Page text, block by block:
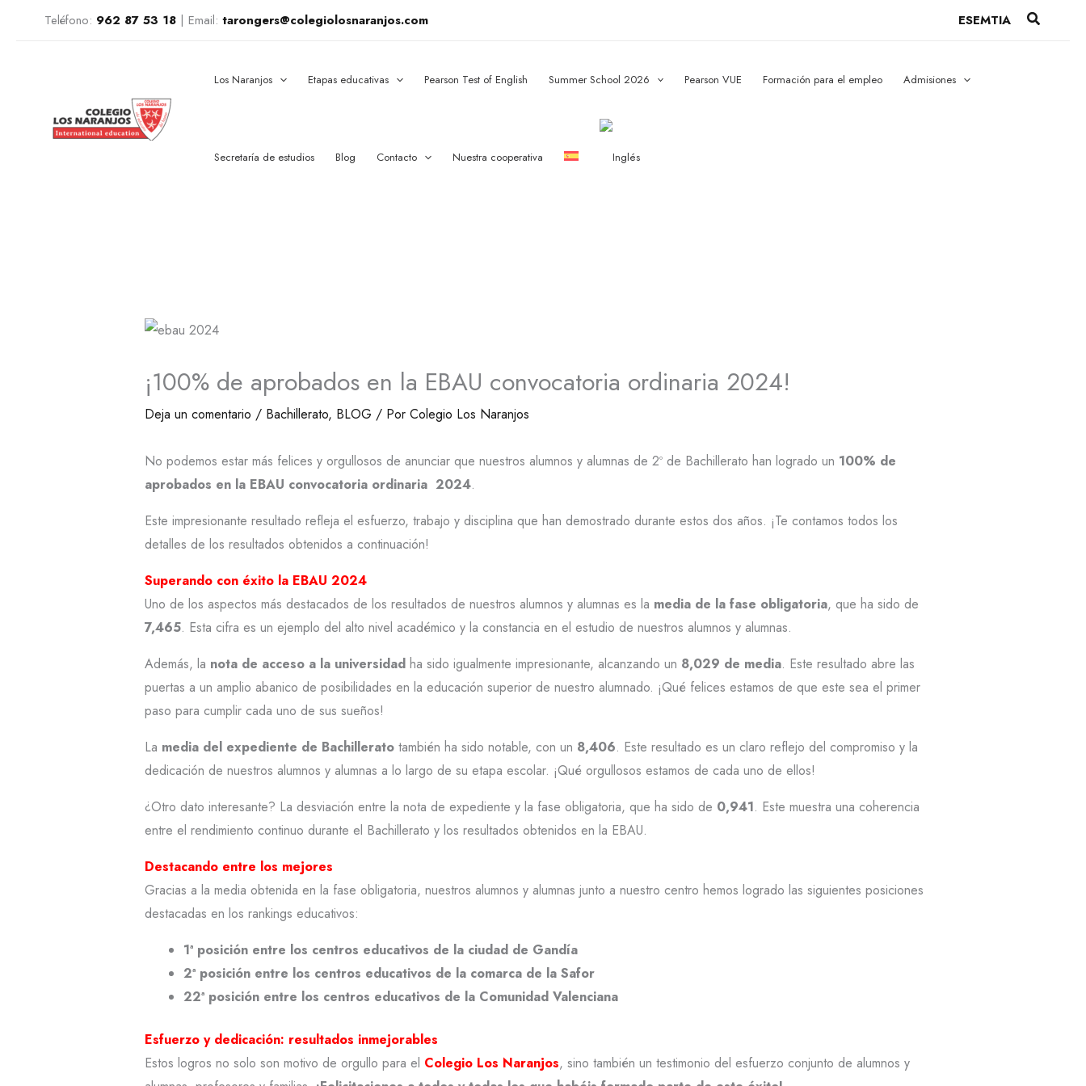
Teléfono: 962 87 53 18 | Email: tarongers@colegiolosnaranjos.com ESEMTIA Buscar
Los Naranjos Etapas educativas Pearson Test of English Summer School 2026 Pearson VUE Formación para el empleo Admisiones
Secretaría de estudios Blog Contacto Nuestra cooperativa
¡100% de aprobados en la EBAU convocatoria ordinaria 2024!
Deja un comentario / Bachillerato, BLOG / Por Colegio Los Naranjos
No podemos estar más felices y orgullosos de anunciar que nuestros alumnos y alumnas de 2º de Bachillerato han logrado un 100% de
aprobados en la EBAU convocatoria ordinaria 2024.
Este impresionante resultado refleja el esfuerzo, trabajo y disciplina que han demostrado durante estos dos años. ¡Te contamos todos los
detalles de los resultados obtenidos a continuación!
Superando con éxito la EBAU 2024
Uno de los aspectos más destacados de los resultados de nuestros alumnos y alumnas es la media de la fase obligatoria, que ha sido de
7,465. Esta cifra es un ejemplo del alto nivel académico y la constancia en el estudio de nuestros alumnos y alumnas.
Además, la nota de acceso a la universidadha sido igualmente impresionante, alcanzando un 8,029 de media. Este resultado abre las
puertas a un amplio abanico de posibilidades en la educación superior de nuestro alumnado. ¡Qué felices estamos de que este sea el primer
paso para cumplir cada uno de sus sueños!
La media del expediente de Bachilleratotambién ha sido notable, con un 8,406. Este resultado es un claro reflejo del compromiso y la
dedicación de nuestros alumnos y alumnas a lo largo de su etapa escolar. ¡Qué orgullosos estamos de cada uno de ellos!
¿Otro dato interesante? La desviación entre la nota de expediente y la fase obligatoria, que ha sido de 0,941. Este muestra una coherencia
entre el rendimiento continuo durante el Bachillerato y los resultados obtenidos en la EBAU.
Destacando entre los mejores
Gracias a la media obtenida en la fase obligatoria, nuestros alumnos y alumnas junto a nuestro centro hemos logrado las siguientes posiciones
destacadas en los rankings educativos:
1ª posición entre los centros educativos de la ciudad de Gandía
2ª posición entre los centros educativos de la comarca de la Safor
22ª posición entre los centros educativos de la Comunidad Valenciana
Esfuerzo y dedicación: resultados inmejorables
Estos logros no solo son motivo de orgullo para el Colegio Los Naranjos, sino también un testimonio del esfuerzo conjunto de alumnos y